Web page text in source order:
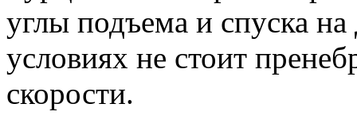
углы подъема и спуска
условиях не стоит
скорости.